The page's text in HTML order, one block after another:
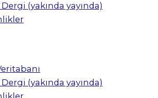
(yakında yayında)
(yakında yayında)